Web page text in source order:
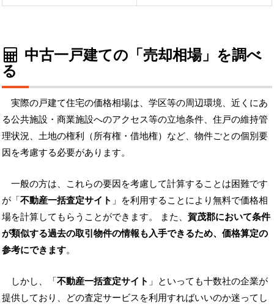
中古一戸建ての「売却相場」を調べ
る
実際の戸建て住宅の価格相場は、学区等の周辺環境、近くにあ
る公共施設・商業施設へのアクセス等の立地条件、住戸の維持管
理状況、土地の権利（所有権・借地権）など、物件ごとの個別要
因を考慮する必要があります。
一般の方は、これらの要因を考慮して計算することは困難です
が「不動産一括査定サイト 」を利用することにより無料で価格相
場を計算してもらうことができます。 また、賀茂郡において条件
が類似する過去の取引物件の情報も入手できるため、価格算定の
参考にできます。
しかし、「不動産一括査定サイト 」といっても十数社の企業が
提供しており、どの査定サービスを利用すればいいのか迷ってし